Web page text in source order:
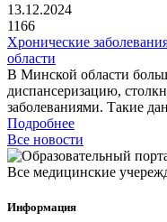
13.12.2024
1166
Хронические
области
В Минской области
диспансеризацию,
заболеваниями. Такие
Подробнее
Все новости
Все медицинские
Информация